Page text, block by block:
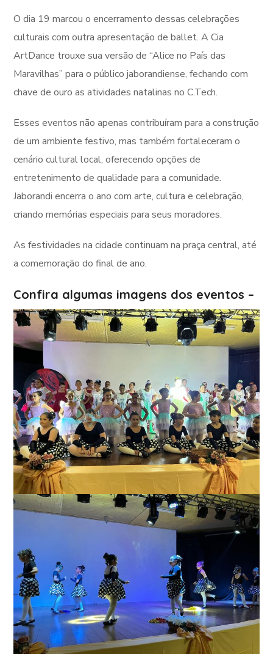
O dia 19 marcou o encerramento dessas celebrações
culturais com outra apresentação de ballet. A Cia
ArtDance trouxe sua versão de “Alice no País das
Maravilhas” para o público jaborandiense, fechando com
chave de ouro as atividades natalinas no C.Tech.
Esses eventos não apenas contribuíram para a construção
de um ambiente festivo, mas também fortaleceram o
cenário cultural local, oferecendo opções de
entretenimento de qualidade para a comunidade.
Jaborandi encerra o ano com arte, cultura e celebração,
criando memórias especiais para seus moradores.
As festividades na cidade continuam na praça central, até
a comemoração do final de ano.
Confira algumas imagens dos eventos –